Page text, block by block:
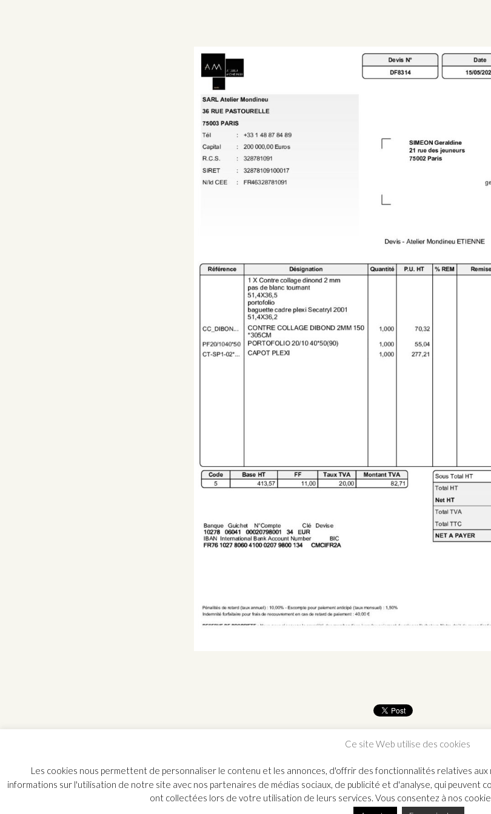
© ATELIER MONDINEU, ENCADREUR A PARIS - 36 rue Pastourelle - 75003 Paris - Tél. 01 48 87 84 89 – Email : contact@atelier-mondineu.com Mentions Légales
Ce site Web utilise des cookies
Les cookies nous permettent de personnaliser le contenu et les annonces, d'offrir des fonctionnalités relatives
informations sur l'utilisation de notre site avec nos partenaires de médias sociaux, de publicité et d'analyse, qui peuvent
ont collectées lors de votre utilisation de leurs services. Vous consentez à nos